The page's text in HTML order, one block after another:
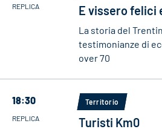
REPLICA E vissero felici
La storia del
testimonianze di
over 70
18:30
REPLICA
Territorio
Turisti Km0